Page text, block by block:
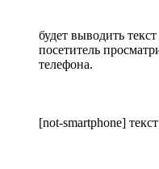
будет выводить
посетитель
телефона.
[not-smartphone]